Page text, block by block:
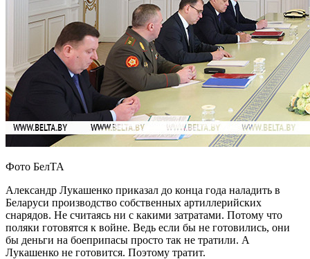
Фото БелТА
Александр Лукашенко приказал до конца года наладить в
Беларуси производство собственных артиллерийских
снарядов. Не считаясь ни с какими затратами. Потому что
поляки готовятся к войне. Ведь если бы не готовились, они
бы деньги на боеприпасы просто так не тратили. А
Лукашенко не готовится. Поэтому тратит.